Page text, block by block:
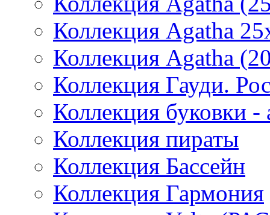
Коллекция Agatha
Коллекция Agatha
Коллекция Гауди.
Коллекция буковки -
Коллекция пираты
Коллекция Бассейн
Коллекция Гармония